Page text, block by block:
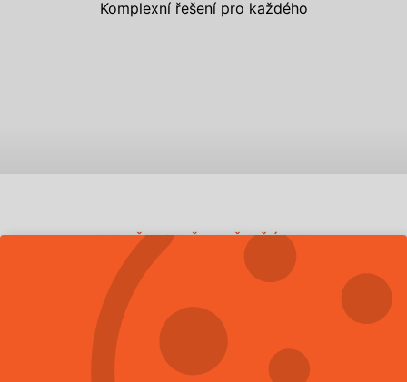
Komplexní řešení pro každého
NEJČASTĚJI ŘEŠÍME
NEJVÍCE POPTÁVANÉ
SLUŽBY